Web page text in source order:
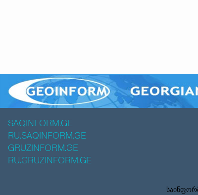
SAQINFORM.GE
RU.SAQINFORM.GE
GRUZINFORM.GE
RU.GRUZINFORM.GE